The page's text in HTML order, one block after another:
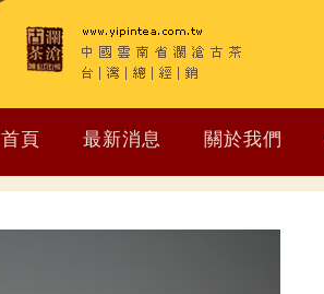
首頁 最新消息 關於我們